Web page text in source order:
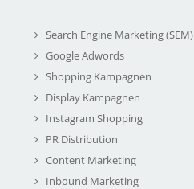
Search Engine Marketing (SEM)
Google Adwords
Shopping Kampagnen
Display Kampagnen
Instagram Shopping
PR Distribution
Content Marketing
Inbound Marketing